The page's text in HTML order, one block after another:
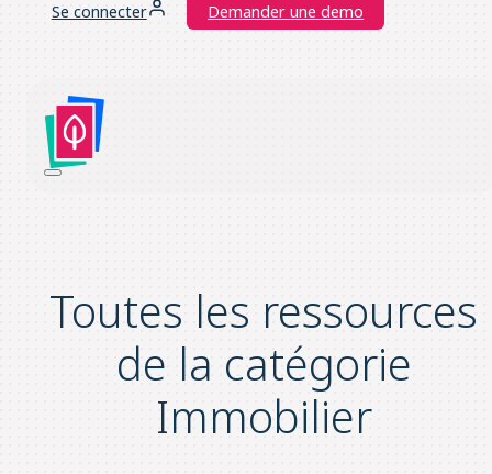
Se connecter Demander une demo
Toutes les ressources
de la catégorie
Immobilier